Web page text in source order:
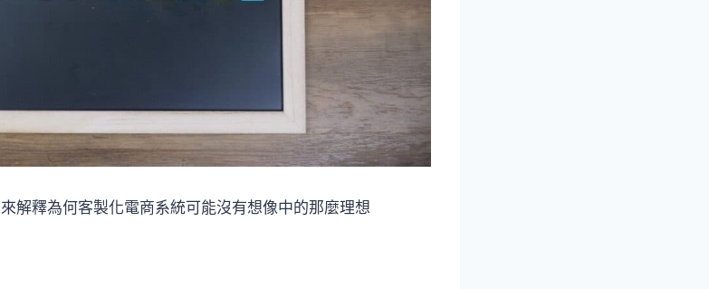
解釋為何客製化電商系統可能沒有想像中的那麼理想